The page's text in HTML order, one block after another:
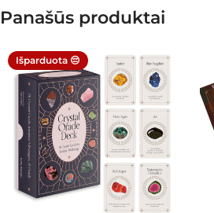
Panašūs produktai
Išparduota 😔